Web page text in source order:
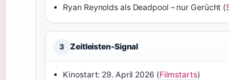
Ryan Reynolds als Deadpool – nur Gerücht (
3 Zeitleisten-Signal
Kinostart: 29. April 2026 (Filmstarts)